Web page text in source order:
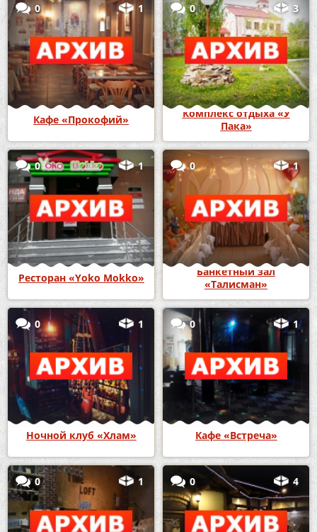
0 1
Кафе «Прокофий»
0 3
Комплекс отдыха «У
Пака»
0 1
Ресторан «Yoko Mokko»
0 1
Банкетный зал
«Талисман»
0 1
Ночной клуб «Хлам»
0 1
Кафе «Встреча»
0 1 0 4